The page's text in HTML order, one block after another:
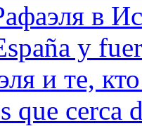
в
y
и те,
que cerca